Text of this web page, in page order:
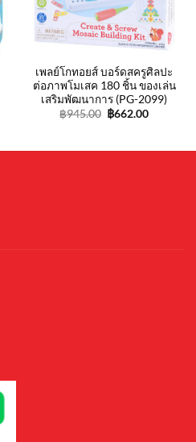
เพลย์โกทอยส์ บอร์ดสครูศิลปะ
ต่อภาพโมเสค 180 ชิ้น ของเล่น
เสริมพัฒนาการ (PG-2099)
฿945.00 Original
price
฿662.00Current